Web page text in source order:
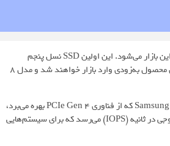
سامسونگ که تاکنون در رقابت حافظه‌های SSS PCIe Gen 5 غایب بوده، سرانجام با سری 9100 Pro وارد این بازار می‌شود. این اولین SSD نسل پنجم
سامسونگ است که با فناوری NVMe 2.0 عرضه می‌شود. مدل‌های یک ترابایت، 2 ترابایت و 4 ترابایت این محصول به‌زودی وارد بازار خواهند شد و مدل 8
»، حافظه SSD سامسونگ 9100 Pro نسبت به نسل قبلی خود، سرعت Samsung 980 Pro که از فناوری PCIe Gen 4 بهره می‌برد،
در خواندن و نوشتن تصادفی دوبرابر افزایش یافته است. این سرعت به 2,200K و 2,600K ورودی-خروجی در ثانیه (IOPS) می‌رسد که برای سیستم‌هایی